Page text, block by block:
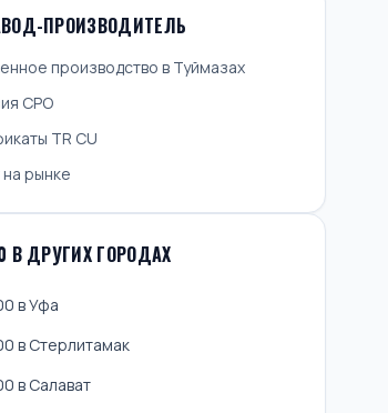
ПРОИЗВОДИТЕЛЬ
производство в Туймазах
СРО
TR CU
на рынке
В ДРУГИХ ГОРОДАХ
в Уфа
в Стерлитамак
в Салават